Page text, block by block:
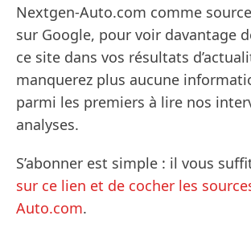
Nextgen-Auto.com comme
sur Google, pour voir davantage
ce site dans vos résultats
manquerez plus aucune
parmi les premiers à lire nos
analyses.
S’abonner est simple : il vous
sur ce lien et de cocher les
Auto.com.